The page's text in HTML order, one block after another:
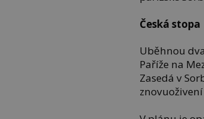
Česká stopa
Uběhnou
Paříže na
Zasedá v